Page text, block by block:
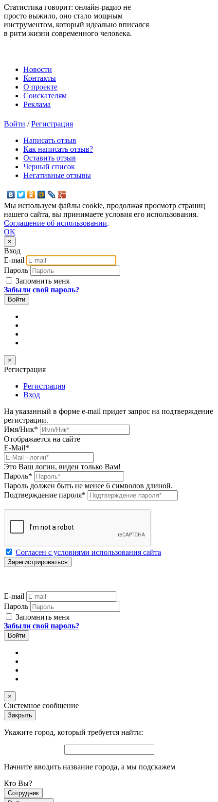
Статистика говорит: онлайн-радио не
просто выжило, оно стало мощным
инструментом, который идеально вписался
в ритм жизни современного человека.
Новости
Контакты
О проекте
Соискателям
Реклама
Войти /Регистрация
Написать отзыв
Как написать отзыв?
Оставить отзыв
Черный список
Негативные отзывы
Мы используем файлы cookie, продолжая просмотр страниц
нашего сайта, вы принимаете условия его использования.
Соглашение об использовании.
OK
×
Вход
E-mail
Пароль
Запомнить меня
Забыли свой пароль?
×
Регистрация
Регистрация
Вход
На указанный в форме e-mail придет запрос на подтверждение
регистрации.
Имя/Ник*
Отображается на сайте
E-Mail*
Это Ваш логин, виден только Вам!
Пароль*
Пароль должен быть не менее 6 символов длиной.
Подтверждение пароля*
Согласен с условиями использования сайта
E-mail
Пароль
Запомнить меня
Забыли свой пароль?
×
Системное сообщение
Закрыть
Укажите город, который требуется найти:
Начните вводить название города, а мы подскажем
Кто Вы?
Сотрудник